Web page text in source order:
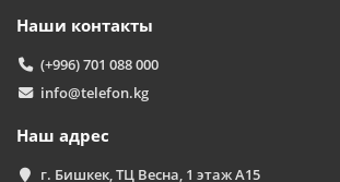
Наши контакты
(+996) 701 088 000
info@telefon.kg
Наш адрес
г. Бишкек, ТЦ Весна, 1 этаж А15